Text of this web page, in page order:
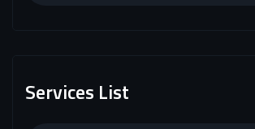
Services List